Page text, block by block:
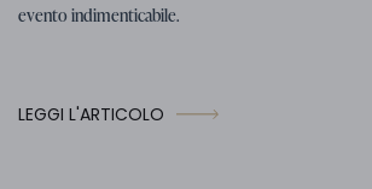
evento indimenticabile.
LEGGI L'ARTICOLO